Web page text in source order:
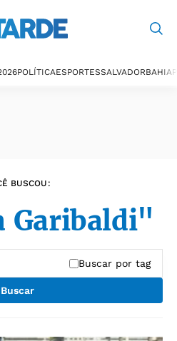
POLÍTICAESPORTESSALVADORBAHIA
BUSCOU:
Garibaldi"
Buscar por tag
Buscar